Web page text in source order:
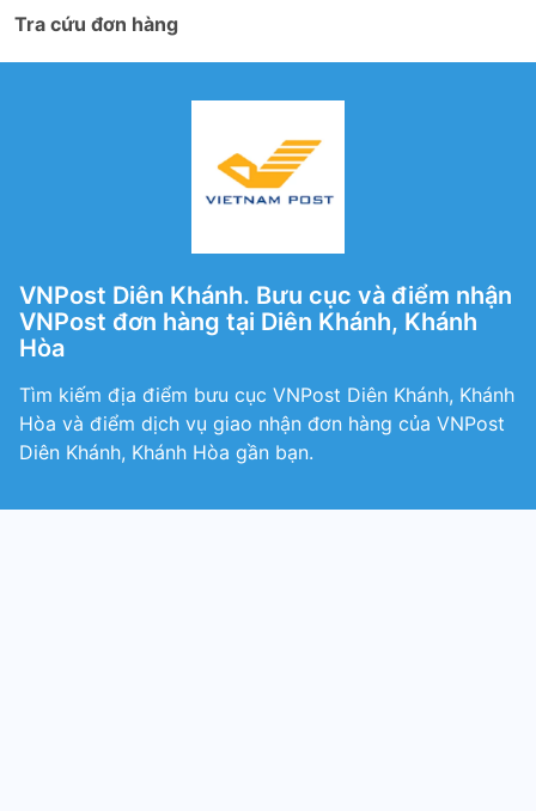
Tra cứu đơn hàng
VNPost Diên Khánh. Bưu cục và điểm nhận
VNPost đơn hàng tại Diên Khánh, Khánh
Hòa
Tìm kiếm địa điểm bưu cục VNPost Diên Khánh, Khánh
Hòa và điểm dịch vụ giao nhận đơn hàng của VNPost
Diên Khánh, Khánh Hòa gần bạn.